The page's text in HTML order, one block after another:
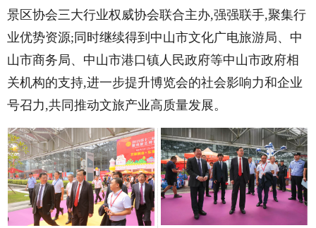
景区协会三大行业权威协会联合主办,强强联手,聚集行
业优势资源;同时继续得到中山市文化广电旅游局、中
山市商务局、中山市港口镇人民政府等中山市政府相
关机构的支持,进一步提升博览会的社会影响力和企业
号召力,共同推动文旅产业高质量发展。